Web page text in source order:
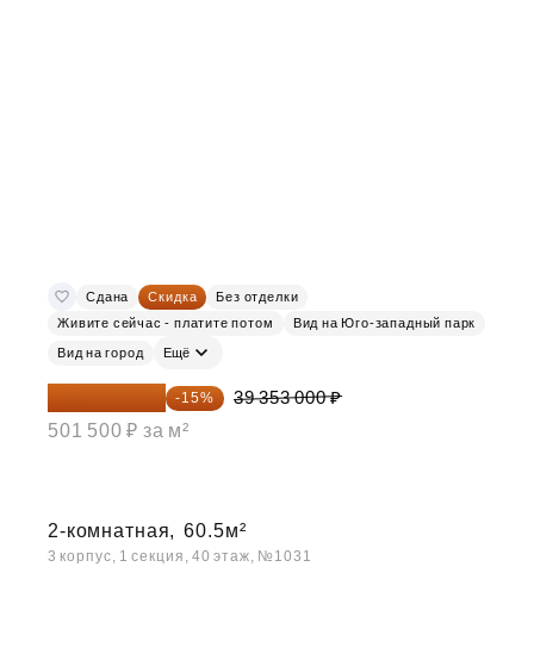
Сдана Скидка
Без отделки
Живите сейчас - платите потом
Вид на Юго-западный парк
Вид на город Ещё
33 450 050 ₽ -15%
39 353 000 ₽
501 500 ₽ за м²
2-комнатная, 60.5м²
3 корпус, 1 секция, 40 этаж, №1031